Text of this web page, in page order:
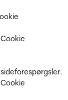
Cookie
Cookie